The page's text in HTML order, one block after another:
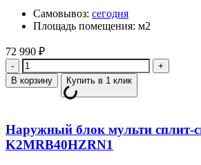
Самовывоз: сегодня
Площадь помещения: м2
72 990 ₽
Количество
В корзину Купить в 1 клик
Наружный блок мульти сплит-
K2MRB40HZRN1